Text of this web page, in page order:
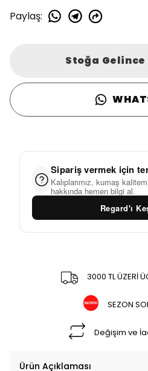
Paylaş:
Stoğa
Sipariş vermek için
Kalıplarımız, kumaş
hakkında hemen bilgi al.
Regard'ı
3000 TL ÜZERİ
SEZON
Değişim ve
Ürün Açıklaması